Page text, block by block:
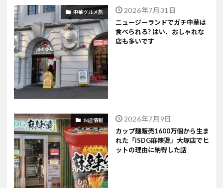
中華グルメ旅 2026年7月31日
ニュージーランドでガチ中華は
食べられる? はい、おしゃれな
店も多いです
お店情報 2026年7月9日
カップ麺販売1600万個から生ま
れた「iSDG麻辣燙」大塚店でヒ
ットの理由に納得した話